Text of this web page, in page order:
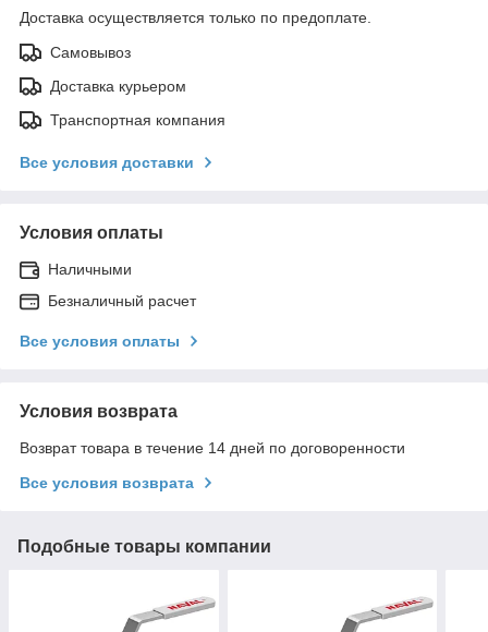
Доставка осуществляется только по предоплате.
Самовывоз
Доставка курьером
Транспортная компания
Все условия доставки
Условия оплаты
Наличными
Безналичный расчет
Все условия оплаты
Условия возврата
Возврат товара в течение 14 дней по договоренности
Все условия возврата
Подобные товары компании